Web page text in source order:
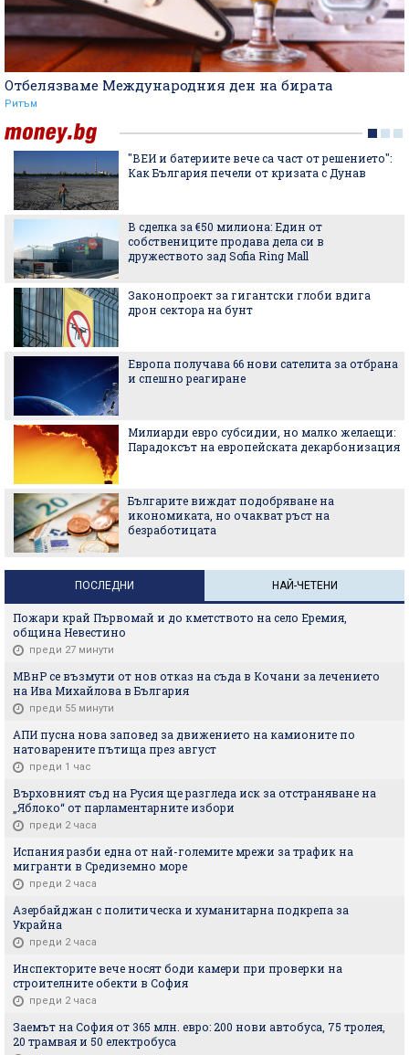
Отбелязваме Международния ден на бирата
Ритъм
"ВЕИ и батериите вече са част от решението":
Как България печели от кризата с Дунав
В сделка за €50 милиона: Един от
собствениците продава дела си в
дружеството зад Sofia Ring Mall
Законопроект за гигантски глоби вдига
дрон сектора на бунт
Европа получава 66 нови сателита за отбрана
и спешно реагиране
Милиарди евро субсидии, но малко желаещи:
Парадоксът на европейската декарбонизация
Българите виждат подобряване на
икономиката, но очакват ръст на
безработицата
ПОСЛЕДНИ НАЙ-ЧЕТЕНИ
Пожари край Първомай и до кметството на село Еремия,
община Невестино
преди 27 минути
МВнР се възмути от нов отказ на съда в Кочани за лечението
на Ива Михайлова в България
преди 55 минути
АПИ пусна нова заповед за движението на камионите по
натоварените пътища през август
преди 1 час
Върховният съд на Русия ще разгледа иск за отстраняване на
„Яблоко“ от парламентарните избори
преди 2 часа
Испания разби една от най-големите мрежи за трафик на
мигранти в Средиземно море
преди 2 часа
Азербайджан с политическа и хуманитарна подкрепа за
Украйна
преди 2 часа
Инспекторите вече носят боди камери при проверки на
строителните обекти в София
преди 2 часа
Заемът на София от 365 млн. евро: 200 нови автобуса, 75 тролея,
20 трамвая и 50 електробуса